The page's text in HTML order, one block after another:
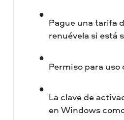
Pague una tarifa
renuévela si está
Permiso para uso
La clave de
en Windows